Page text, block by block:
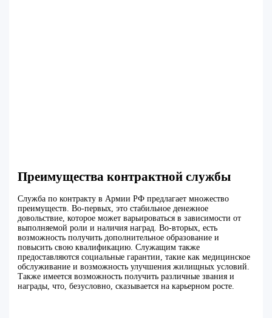
Преимущества контрактной службы
Служба по контракту в Армии РФ предлагает множество
преимуществ. Во-первых, это стабильное денежное
довольствие, которое может варьироваться в зависимости от
выполняемой роли и наличия наград. Во-вторых, есть
возможность получить дополнительное образование и
повысить свою квалификацию. Служащим также
предоставляются социальные гарантии, такие как медицинское
обслуживание и возможность улучшения жилищных условий.
Также имеется возможность получить различные звания и
награды, что, безусловно, сказывается на карьерном росте.